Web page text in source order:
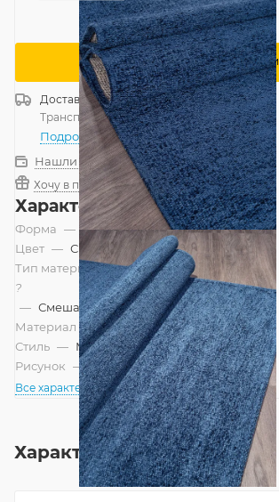
Сообщить о поступлении
ДоставкаРоссия
Транспортной компанией—бесплатно
Подробнее
Нашли дешевле?
Хочу в подарок
Характеристики
Форма — Прямоугольник
Цвет — Синий
Тип материала
?
— Смешанный
Материал — Полиэстер
Стиль — Минимализм, Современный
Рисунок — Однотонный
Все характеристики
Характеристики